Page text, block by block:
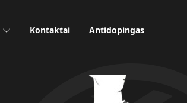
Kontaktai Antidopingas